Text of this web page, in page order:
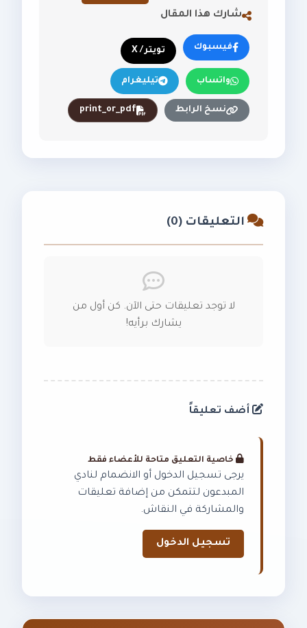
شارك هذا المقال
فيسبوك تويتر / X
واتساب تيليغرام
نسخ الرابط print_or_pdf
التعليقات (0)
لا توجد تعليقات حتى الآن. كن أول من
يشارك برأيه!
أضف تعليقاً
خاصية التعليق متاحة للأعضاء فقط
يرجى تسجيل الدخول أو الانضمام لنادي
المبدعون لتتمكن من إضافة تعليقات
والمشاركة في النقاش.
تسجيل الدخول